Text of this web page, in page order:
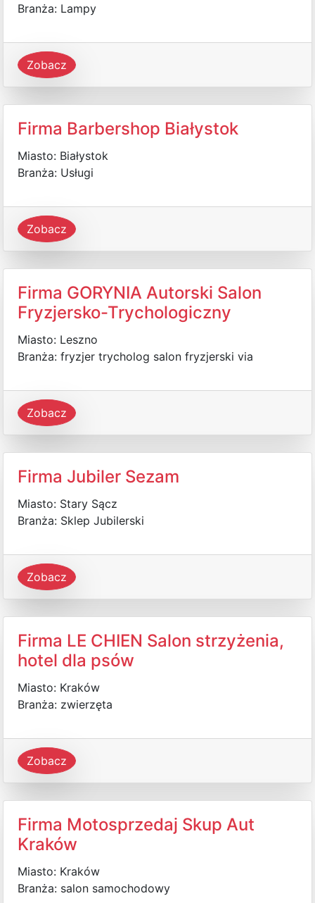
Branża: Lampy
Zobacz
Firma Barbershop Białystok
Miasto: Białystok
Branża: Usługi
Zobacz
Firma GORYNIA Autorski Salon
Fryzjersko-Trychologiczny
Miasto: Leszno
Branża: fryzjer trycholog salon fryzjerski via
Zobacz
Firma Jubiler Sezam
Miasto: Stary Sącz
Branża: Sklep Jubilerski
Zobacz
Firma LE CHIEN Salon strzyżenia,
hotel dla psów
Miasto: Kraków
Branża: zwierzęta
Zobacz
Firma Motosprzedaj Skup Aut
Kraków
Miasto: Kraków
Branża: salon samochodowy